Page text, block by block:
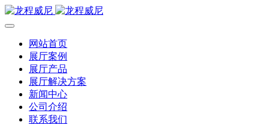
网站首页
展厅案例
展厅产品
展厅解决方案
新闻中心
公司介绍
联系我们